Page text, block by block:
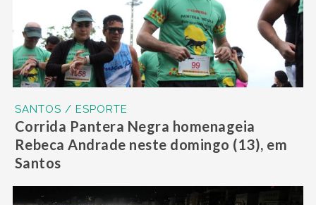
SANTOS / ESPORTE
Corrida Pantera Negra homenageia
Rebeca Andrade neste domingo (13), em
Santos